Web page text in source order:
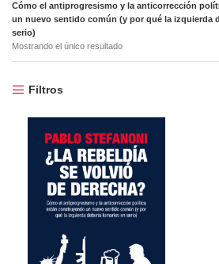
Cómo el antiprogresismo y la anticorrección
un nuevo sentido común (y por qué la izquierda
serio)
Mostrando el único resultado
Filtros